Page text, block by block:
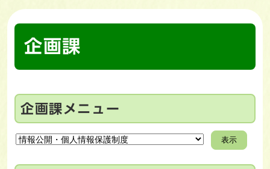
企画課
企画課メニュー
表示